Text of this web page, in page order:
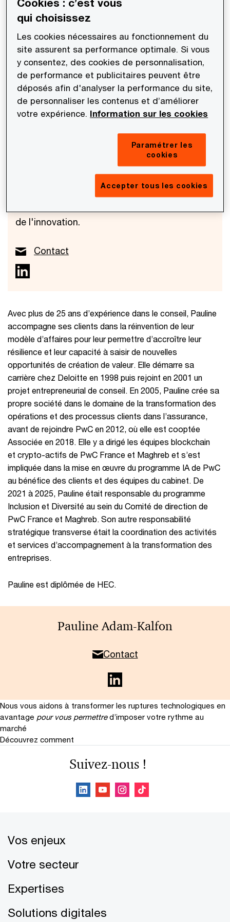
Pauline Adam-Kalfon
Associée responsable du développement
commercial et de l'innovation
PwC France et Maghreb
exécutif de PwC France et Maghreb depuis le
1ᵉʳ juillet 2025 en tant qu’Associée
responsable de l'innovation et de l'impact et
depuis le 1er juillet 2026 en tant qu’Associée
de l'innovation.
Contact
Avec plus de 25 ans d’expérience dans le conseil, Pauline
accompagne ses clients dans la réinvention de leur
modèle d’affaires pour leur permettre d’accroître leur
résilience et leur capacité à saisir de nouvelles
opportunités de création de valeur. Elle démarre sa
carrière chez Deloitte en 1998 puis rejoint en 2001 un
projet entrepreneurial de conseil. En 2005, Pauline crée sa
propre société dans le domaine de la transformation des
opérations et des processus clients dans l’assurance,
avant de rejoindre PwC en 2012, où elle est cooptée
Associée en 2018. Elle y a dirigé les équipes blockchain
et crypto-actifs de PwC France et Maghreb et s’est
impliquée dans la mise en œuvre du programme IA de PwC
au bénéfice des clients et des équipes du cabinet. De
2021 à 2025, Pauline était responsable du programme
Inclusion et Diversité au sein du Comité de direction de
PwC France et Maghreb. Son autre responsabilité
stratégique transverse était la coordination des activités
et services d’accompagnement à la transformation des
entreprises.
Pauline est diplômée de HEC.
Pauline Adam-Kalfon
Contact
Nous vous aidons à transformer les ruptures technologiques en
avantage pour vous permettre d’imposer votre rythme au
marché
Découvrez comment
Suivez-nous !
Vos enjeux
Votre secteur
Expertises
Solutions digitales
Cookies : c’est vous
qui choisissez
Les cookies nécessaires au fonctionnement du
site assurent sa performance optimale. Si vous
y consentez, des cookies de personnalisation,
de performance et publicitaires peuvent être
déposés afin d'analyser la performance du site,
de personnaliser les contenus et d’améliorer
votre expérience. Information sur les cookies
Paramétrer les
cookies
Accepter tous les cookies